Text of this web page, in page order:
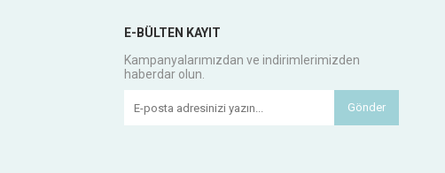
E-BÜLTEN KAYIT
Kampanyalarımızdan ve indirimlerimizden
haberdar olun.
Gönder